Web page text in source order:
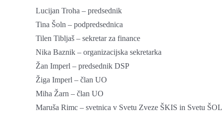
Lucijan Troha – predsednik
Tina Šoln – podpredsednica
Tilen Tibljaš – sekretar za finance
Nika Baznik – organizacijska sekretarka
Žan Imperl – predsednik DSP
Žiga Imperl – član UO
Miha Žarn – član UO
Maruša Rimc – svetnica v Svetu Zveze ŠKIS in Svetu